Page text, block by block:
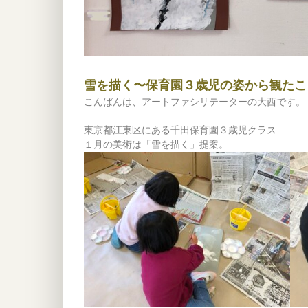
雪を描く〜保育園３歳児の姿から観た
こんばんは、アートファシリテーターの大西です。
東京都江東区にある千田保育園３歳児クラス
１月の美術は「雪を描く」提案。